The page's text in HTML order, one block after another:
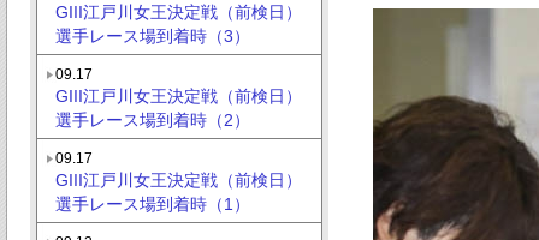
GIII江戸川女王決定戦（前検日）
選手レース場到着時（3）
09.17
GIII江戸川女王決定戦（前検日）
選手レース場到着時（2）
09.17
GIII江戸川女王決定戦（前検日）
選手レース場到着時（1）